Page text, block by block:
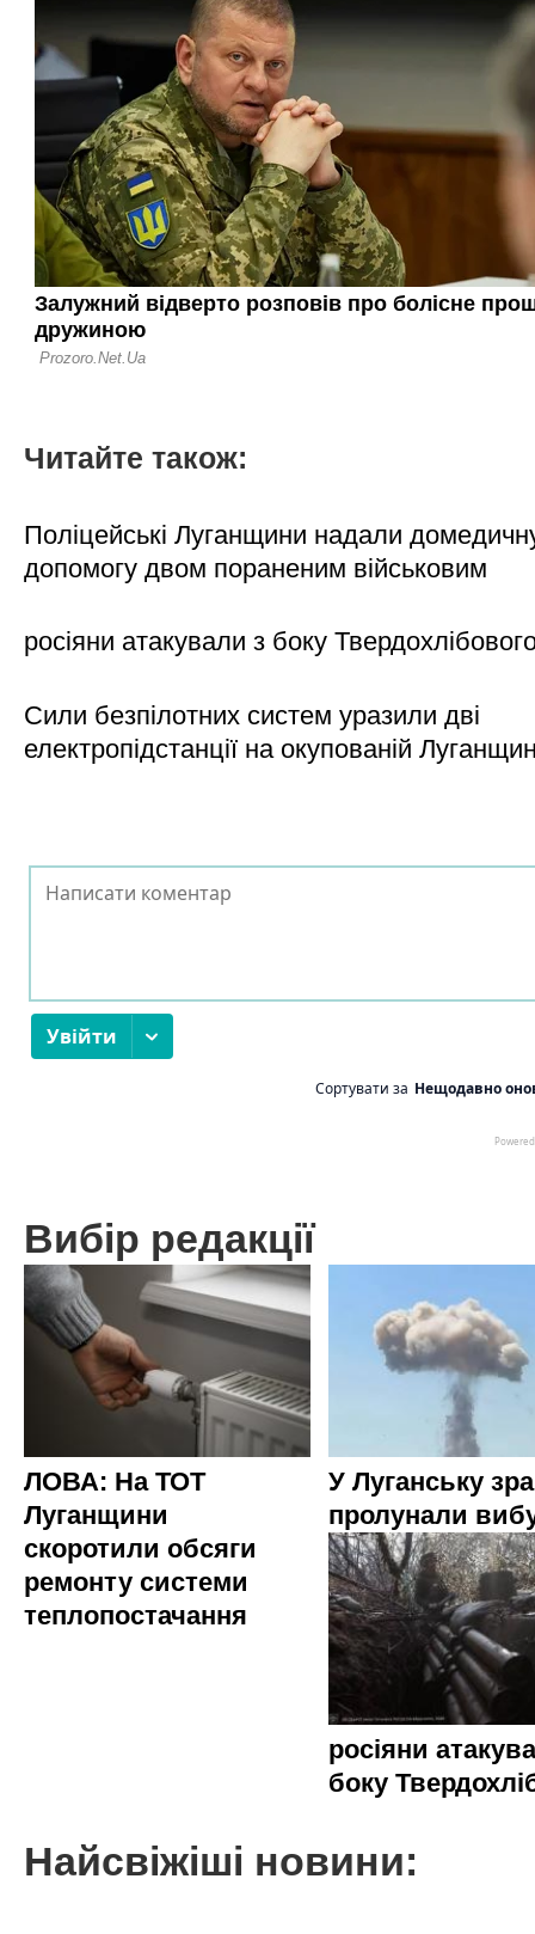
Читайте також:
Поліцейські Луганщини надали
допомогу двом пораненим військовим
росіяни атакували з боку
Сили безпілотних систем уразили дві
електропідстанції на окупованій
Вибір редакції
ЛОВА: На ТОТ
Луганщини
скоротили обсяги
ремонту системи
теплопостачання
У Луганську
пролунали
росіяни
боку
Найсвіжіші новини: